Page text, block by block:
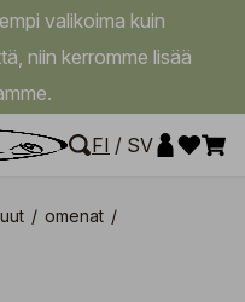
valikoima kuin
niin kerromme lisää
FI / SV
/ omenat /